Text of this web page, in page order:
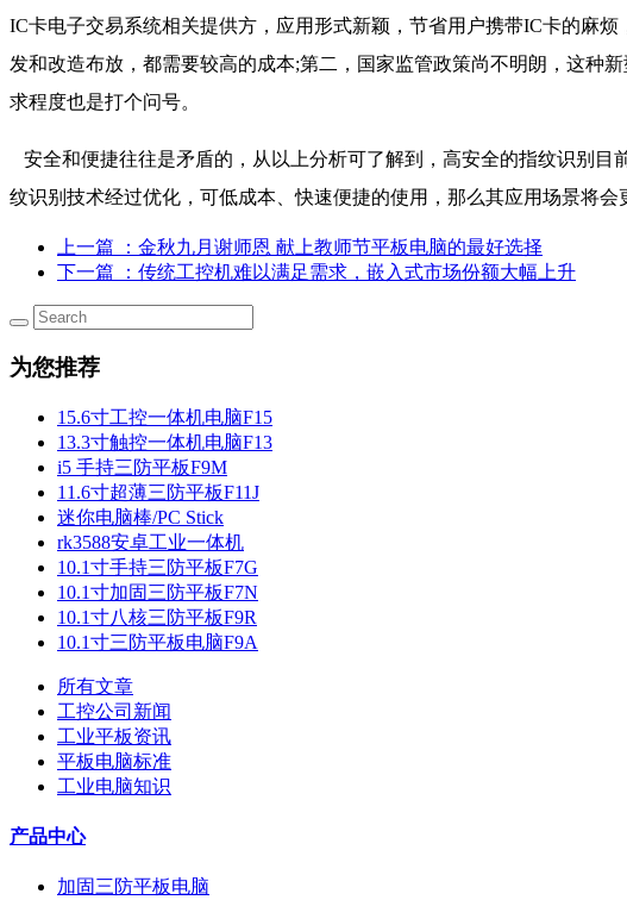
IC卡电子交易系统相关提供方，应用形式新颖，节省用户携带IC卡的麻
发和改造布放，都需要较高的成本;第二，国家监管政策尚不明朗，这种
求程度也是打个问号。
安全和便捷往往是矛盾的，从以上分析可了解到，高安全的指纹识别目
纹识别技术经过优化，可低成本、快速便捷的使用，那么其应用场景将会
上一篇
：金秋九月谢师恩 献上教师节平板电脑的最好选择
下一篇
：传统工控机难以满足需求，嵌入式市场份额大幅上升
为您推荐
15.6寸工控一体机电脑F15
13.3寸触控一体机电脑F13
i5 手持三防平板F9M
11.6寸超薄三防平板F11J
迷你电脑棒/PC Stick
rk3588安卓工业一体机
10.1寸手持三防平板F7G
10.1寸加固三防平板F7N
10.1寸八核三防平板F9R
10.1寸三防平板电脑F9A
所有文章
工控公司新闻
工业平板资讯
平板电脑标准
工业电脑知识
产品中心
加固三防平板电脑